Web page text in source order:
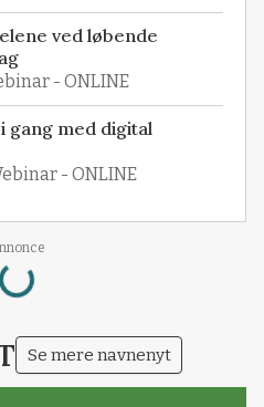
ved løbende
- ONLINE
gang med digital
- ONLINE
Loading...
Se mere navnenyt